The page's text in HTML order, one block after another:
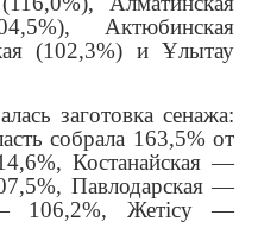
Актюбинская
(102,3%) и Ұлытау
заготовка сенажа:
собрала 163,5% от
Костанайская —
Павлодарская —
— 106,2%, Жетісу —